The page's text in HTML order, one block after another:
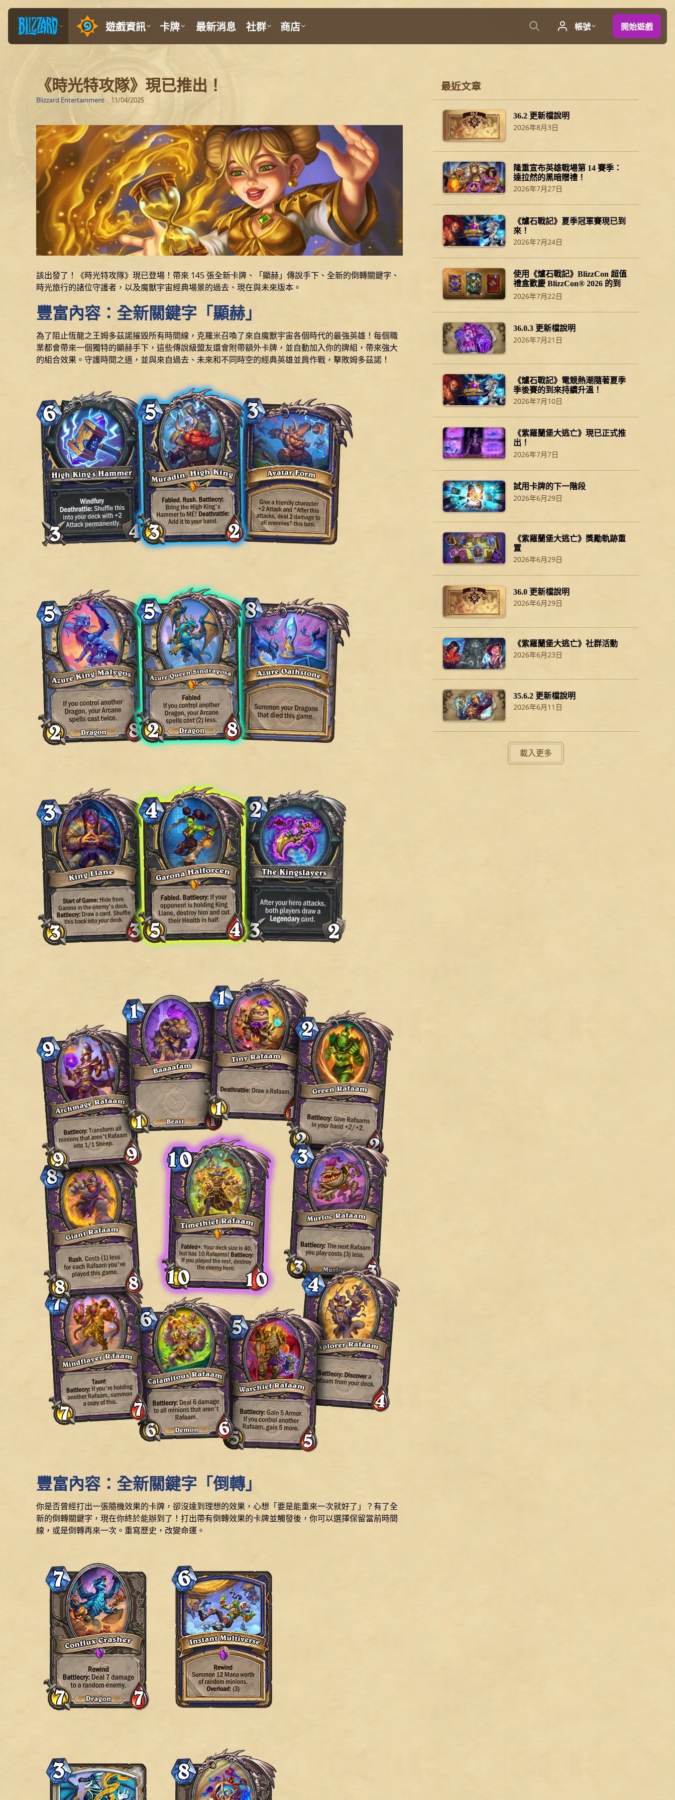
《時光特攻隊》現已推出！
Blizzard Entertainment 11/04/2025
該出發了！《時光特攻隊》現已登場！帶來 145 張全新卡牌、「顯赫」傳說手下、全新的倒轉關鍵字、
時光旅行的諸位守護者，以及魔獸宇宙經典場景的過去、現在與未來版本。
豐富內容：全新關鍵字「顯赫」
為了阻止恆龍之王姆多茲諾摧毀所有時間線，克羅米召喚了來自魔獸宇宙各個時代的最強英雄！每個職
業都會帶來一個獨特的顯赫手下，這些傳說級盟友還會附帶額外卡牌，並自動加入你的牌組，帶來強大
的組合效果。守護時間之道，並與來自過去、未來和不同時空的經典英雄並肩作戰，擊敗姆多茲諾！
豐富內容：全新關鍵字「倒轉」
你是否曾經打出一張隨機效果的卡牌，卻沒達到理想的效果，心想「要是能重來一次就好了」？有了全
新的倒轉關鍵字，現在你終於能辦到了！打出帶有倒轉效果的卡牌並觸發後，你可以選擇保留當前時間
線，或是倒轉再來一次。重寫歷史，改變命運。
最近文章
36.2 更新檔說明
2026年8月3日
隆重宣布英雄戰場第 14 賽季：
達拉然的黑暗贈禮！
2026年7月27日
《爐石戰記》夏季冠軍賽現已到
來！
2026年7月24日
使用《爐石戰記》BlizzCon 超值
禮盒歡慶 BlizzCon® 2026 的到
來！
2026年7月22日
36.0.3 更新檔說明
2026年7月21日
《爐石戰記》電競熱潮隨著夏季
季後賽的到來持續升溫！
2026年7月10日
《紫羅蘭堡大逃亡》現已正式推
出！
2026年7月7日
試用卡牌的下一階段
2026年6月29日
《紫羅蘭堡大逃亡》獎勵軌跡重
置
2026年6月29日
36.0 更新檔說明
2026年6月29日
《紫羅蘭堡大逃亡》社群活動
2026年6月23日
35.6.2 更新檔說明
2026年6月11日
載入更多